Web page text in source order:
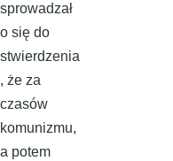
sprowadzał
o się do
stwierdzenia
, że za
czasów
komunizmu,
a potem